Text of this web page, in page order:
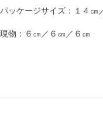
パッケージサイズ：１４
現物：６㎝／６㎝／６㎝